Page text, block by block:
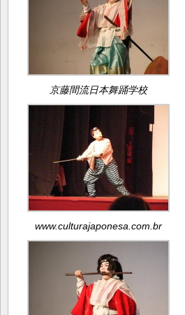
京藤間流日本舞踊学校
www.culturajaponesa.com.br